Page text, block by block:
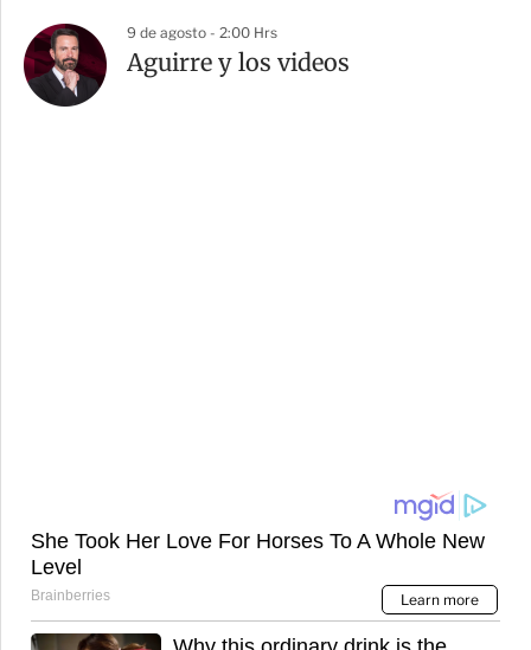
9 de agosto - 2:00 Hrs
Aguirre y los videos